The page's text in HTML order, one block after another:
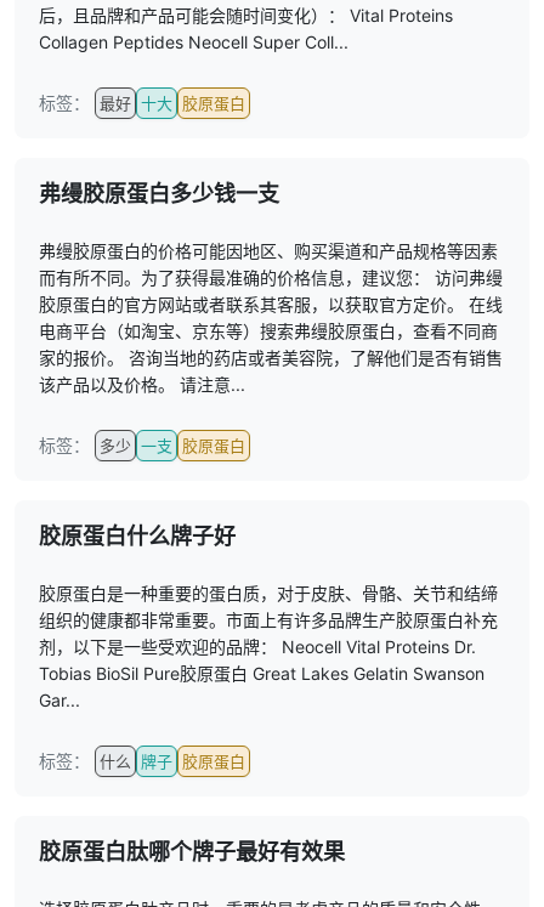
后，且品牌和产品可能会随时间变化）： Vital Proteins
Collagen Peptides Neocell Super Coll...
标签： 最好 十大 胶原蛋白
弗缦胶原蛋白多少钱一支
弗缦胶原蛋白的价格可能因地区、购买渠道和产品规格等因素
而有所不同。为了获得最准确的价格信息，建议您： 访问弗缦
胶原蛋白的官方网站或者联系其客服，以获取官方定价。 在线
电商平台（如淘宝、京东等）搜索弗缦胶原蛋白，查看不同商
家的报价。 咨询当地的药店或者美容院，了解他们是否有销售
该产品以及价格。 请注意...
标签： 多少 一支 胶原蛋白
胶原蛋白什么牌子好
胶原蛋白是一种重要的蛋白质，对于皮肤、骨骼、关节和结缔
组织的健康都非常重要。市面上有许多品牌生产胶原蛋白补充
剂，以下是一些受欢迎的品牌： Neocell Vital Proteins Dr.
Tobias BioSil Pure胶原蛋白 Great Lakes Gelatin Swanson
Gar...
标签： 什么 牌子 胶原蛋白
胶原蛋白肽哪个牌子最好有效果